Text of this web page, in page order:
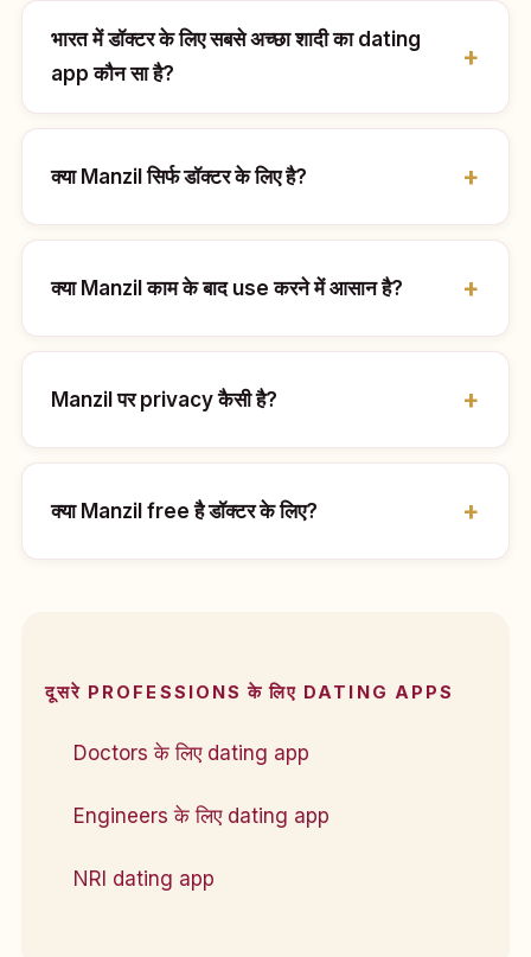
भारत में डॉक्टर के लिए सबसे अच्छा शादी का dating
app कौन सा है?
क्या Manzil सिर्फ डॉक्टर के लिए है?
क्या Manzil काम के बाद use करने में आसान है?
Manzil पर privacy कैसी है?
क्या Manzil free है डॉक्टर के लिए?
दूसरे PROFESSIONS के लिए DATING APPS
Doctors के लिए dating app
Engineers के लिए dating app
NRI dating app